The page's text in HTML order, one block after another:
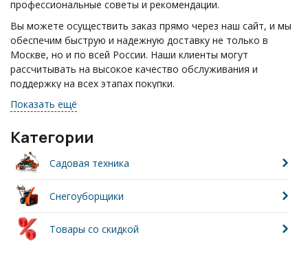
профессиональные советы и рекомендации.
Вы можете осуществить заказ прямо через наш сайт, и мы
обеспечим быструю и надежную доставку не только в
Москве, но и по всей России. Наши клиенты могут
рассчитывать на высокое качество обслуживания и
поддержку на всех этапах покупки.
Если у вас возникли вопросы, не стесняйтесь звонить по
и ответить на любые ваши запросы.
Показать ещё
Категории
Садовая техника
Снегоуборщики
Товары со скидкой